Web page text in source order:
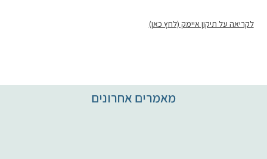
לקריאה על תיקון איימק (לחץ כאן)
מאמרים אחרונים